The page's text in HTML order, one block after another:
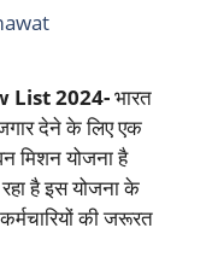
List 2024-भारत
देने के लिए एक
मिशन योजना है
है इस योजना के
की जरूरत